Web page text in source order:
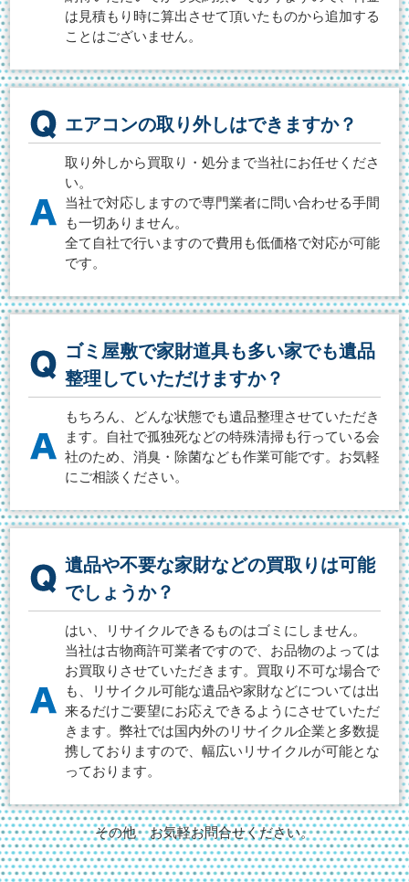
は見積もり時に算出させて頂いたものから追加する
ことはございません。
エアコンの取り外しはできますか？
取り外しから買取り・処分まで当社にお任せくださ
い。
当社で対応しますので専門業者に問い合わせる手間
も一切ありません。
全て自社で行いますので費用も低価格で対応が可能
です。
ゴミ屋敷で家財道具も多い家でも遺品
整理していただけますか？
もちろん、どんな状態でも遺品整理させていただき
ます。自社で孤独死などの特殊清掃も行っている会
社のため、消臭・除菌なども作業可能です。お気軽
にご相談ください。
遺品や不要な家財などの買取りは可能
でしょうか？
はい、リサイクルできるものはゴミにしません。
当社は古物商許可業者ですので、お品物のよっては
お買取りさせていただきます。買取り不可な場合で
も、リサイクル可能な遺品や家財などについては出
来るだけご要望にお応えできるようにさせていただ
きます。弊社では国内外のリサイクル企業と多数提
携しておりますので、幅広いリサイクルが可能とな
っております。
その他 お気軽お問合せください。